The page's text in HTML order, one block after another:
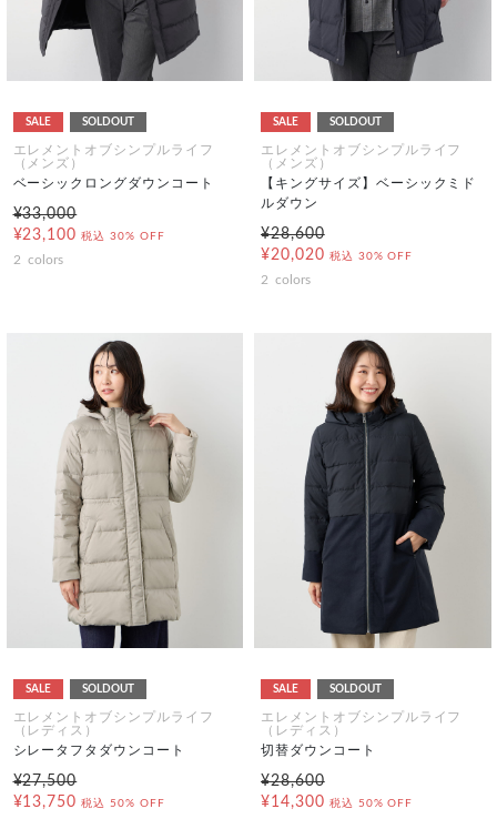
SALE SOLDOUT
エレメントオブシンプルライフ
（メンズ）
ベーシックロングダウンコート
¥33,000
¥23,100 税込 30% OFF
2 colors
SALE SOLDOUT
エレメントオブシンプルライフ
（メンズ）
【キングサイズ】ベーシックミド
ルダウン
¥28,600
¥20,020 税込 30% OFF
2 colors
SALE SOLDOUT
エレメントオブシンプルライフ
（レディス）
シレータフタダウンコート
¥27,500
¥13,750 税込 50% OFF
SALE SOLDOUT
エレメントオブシンプルライフ
（レディス）
切替ダウンコート
¥28,600
¥14,300 税込 50% OFF